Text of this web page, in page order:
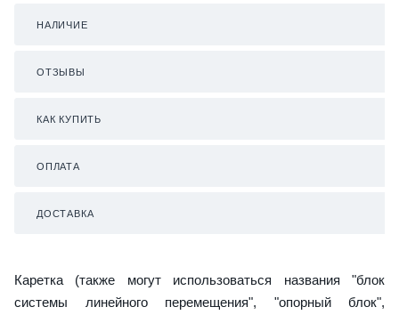
НАЛИЧИЕ
ОТЗЫВЫ
КАК КУПИТЬ
ОПЛАТА
ДОСТАВКА
Каретка (также могут использоваться названия "блок
системы линейного перемещения", "опорный блок",